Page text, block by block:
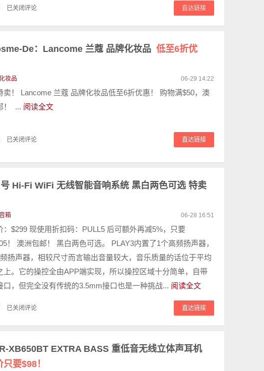
直达链接
已关闭评论
De：Lancome 兰蔻 品牌化妆品 低至6折优
妆品 06-29 14:22
卖！ Lancome 兰蔻 品牌化妆品低至6折优惠！ 购物满$50，澳
！ ... 阅读全文
直达链接
已关闭评论
Hi-Fi WiFi 无线智能音响系统 黑白两色可选 特卖
箱 06-28 16:51
：$299 现使用折扣码：PULL5 后可额外再减5%，只要
！ 澳洲包邮！ 黑白两色可选。 PLAY3内置了1个高频扬声器，
扬声器，相较尺寸而言输出音量较大，音乐质量的话位于平均
上。它的操控全由APP端实现，所以操控区域十分简单，自带
口，但完全没有传统的3.5mm接口也是一种挑战... 阅读全文
直达链接
已关闭评论
XB650BT EXTRA BASS 重低音无线立体声耳机
只要$98！